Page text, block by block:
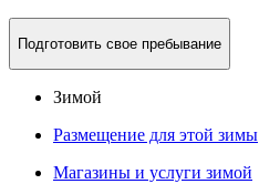
Подготовить свое пребывание
Зимой
Размещение для этой зимы
Магазины и услуги зимой